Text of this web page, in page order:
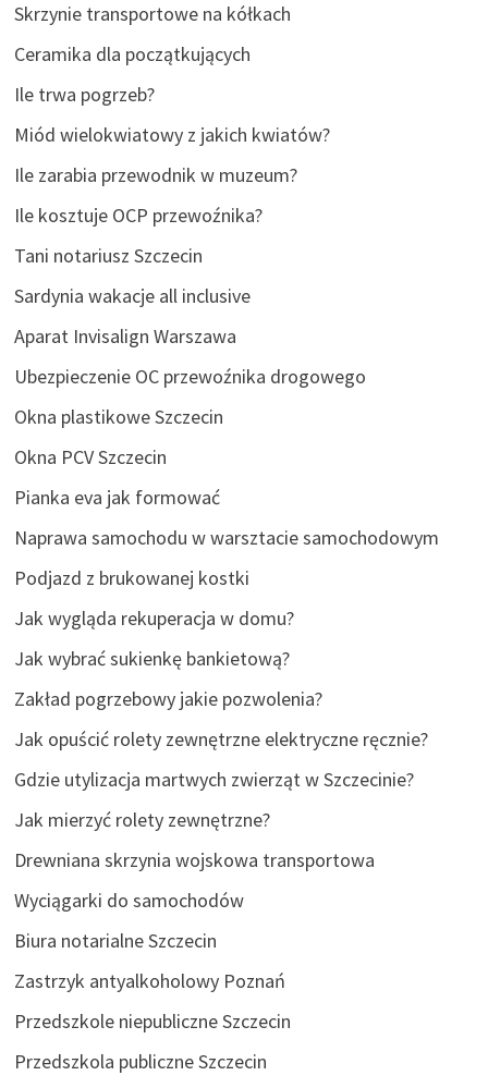
Skrzynie transportowe na kółkach
Ceramika dla początkujących
Ile trwa pogrzeb?
Miód wielokwiatowy z jakich kwiatów?
Ile zarabia przewodnik w muzeum?
Ile kosztuje OCP przewoźnika?
Tani notariusz Szczecin
Sardynia wakacje all inclusive
Aparat Invisalign Warszawa
Ubezpieczenie OC przewoźnika drogowego
Okna plastikowe Szczecin
Okna PCV Szczecin
Pianka eva jak formować
Naprawa samochodu w warsztacie samochodowym
Podjazd z brukowanej kostki
Jak wygląda rekuperacja w domu?
Jak wybrać sukienkę bankietową?
Zakład pogrzebowy jakie pozwolenia?
Jak opuścić rolety zewnętrzne elektryczne ręcznie?
Gdzie utylizacja martwych zwierząt w Szczecinie?
Jak mierzyć rolety zewnętrzne?
Drewniana skrzynia wojskowa transportowa
Wyciągarki do samochodów
Biura notarialne Szczecin
Zastrzyk antyalkoholowy Poznań
Przedszkole niepubliczne Szczecin
Przedszkola publiczne Szczecin